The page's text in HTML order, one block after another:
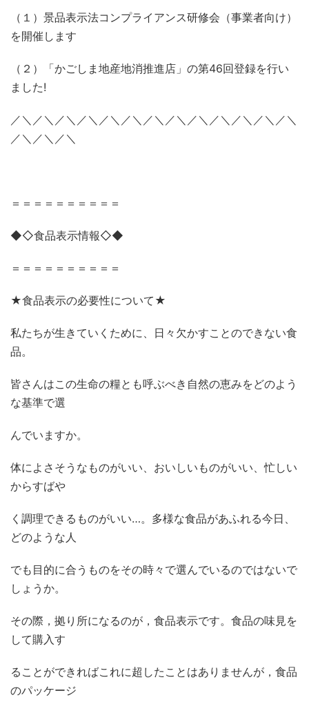
（１）景品表示法コンプライアンス研修会（事業者向け）
を開催します
（２）「かごしま地産地消推進店」の第46回登録を行い
ました!
／＼／＼／＼／＼／＼／＼／＼／＼／＼／＼／＼／＼／＼
／＼／＼／＼
＝＝＝＝＝＝＝＝＝＝
◆◇食品表示情報◇◆
＝＝＝＝＝＝＝＝＝＝
★食品表示の必要性について★
私たちが生きていくために、日々欠かすことのできない食
品。
皆さんはこの生命の糧とも呼ぶべき自然の恵みをどのよう
な基準で選
んでいますか。
体によさそうなものがいい、おいしいものがいい、忙しい
からすばや
く調理できるものがいい…。多様な食品があふれる今日、
どのような人
でも目的に合うものをその時々で選んでいるのではないで
しょうか。
その際，拠り所になるのが，食品表示です。食品の味見を
して購入す
ることができればこれに超したことはありませんが，食品
のパッケージ